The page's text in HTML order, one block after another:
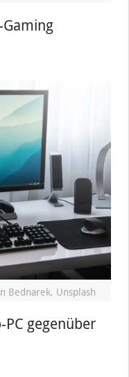
Bednarek, Unsplash
PC gegenüber